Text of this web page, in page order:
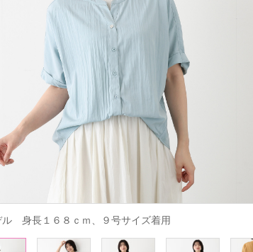
　身長１６８ｃｍ、９号サイズ着用